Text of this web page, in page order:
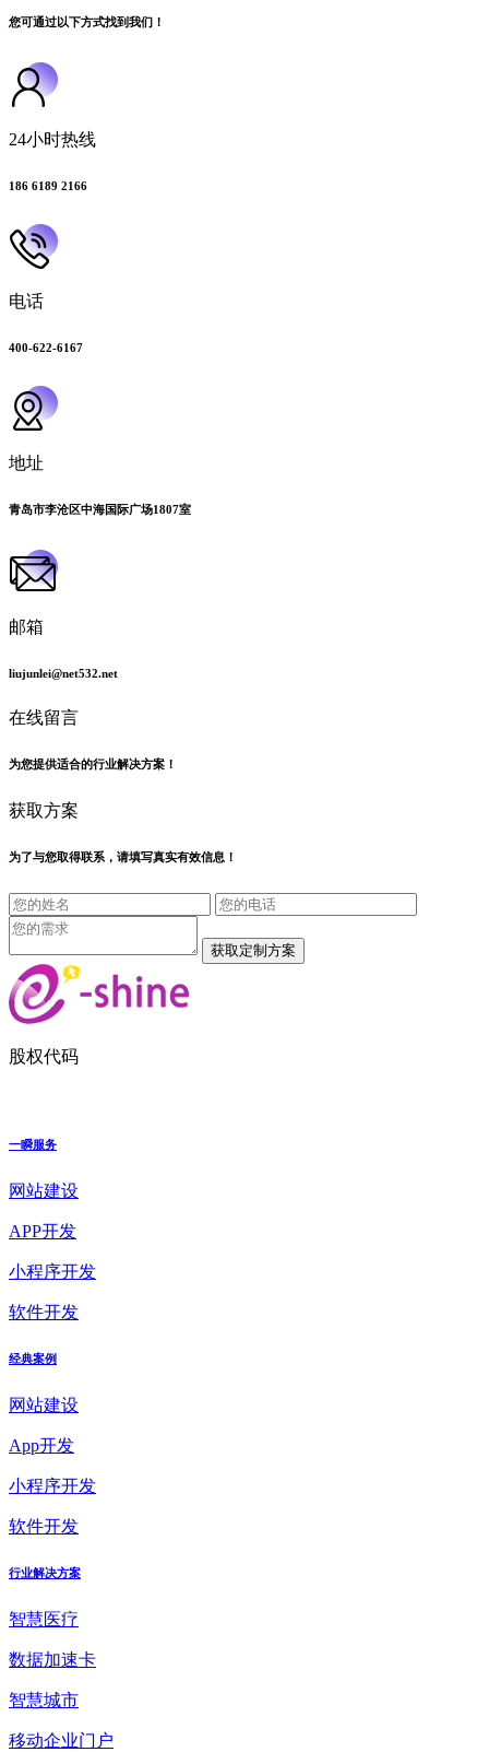
您可通过以下方式找到我们！
24小时热线
186 6189 2166
电话
400-622-6167
地址
青岛市李沧区中海国际广场1807室
邮箱
liujunlei@net532.net
在线留言
为您提供适合的行业解决方案！
获取方案
为了与您取得联系，请填写真实有效信息！
股权代码
一瞬服务
网站建设
APP开发
小程序开发
软件开发
经典案例
网站建设
App开发
小程序开发
软件开发
行业解决方案
智慧医疗
数据加速卡
智慧城市
移动企业门户